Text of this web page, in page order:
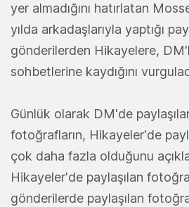
yer almadığını hatırlatan
yılda arkadaşlarıyla yaptığı
gönderilerden Hikayelere,
sohbetlerine kaydığını
Günlük olarak DM'de
fotoğrafların, Hikayeler'de
çok daha fazla olduğunu
Hikayeler'de paylaşılan
gönderilerde paylaşılan